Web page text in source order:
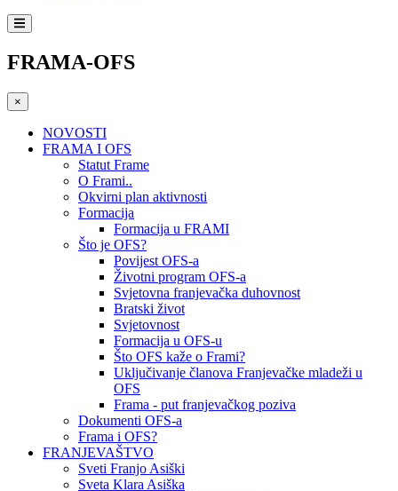
FRAMA-OFS
×
NOVOSTI
FRAMA I OFS
Statut Frame
O Frami..
Okvirni plan aktivnosti
Formacija
Formacija u FRAMI
Što je OFS?
Povijest OFS-a
Životni program OFS-a
Svjetovna franjevačka duhovnost
Bratski život
Svjetovnost
Formacija u OFS-u
Što OFS kaže o Frami?
Uključivanje članova Franjevačke mladeži u
OFS
Frama - put franjevačkog poziva
Dokumenti OFS-a
Frama i OFS?
FRANJEVAŠTVO
Sveti Franjo Asiški
Sveta Klara Asiška